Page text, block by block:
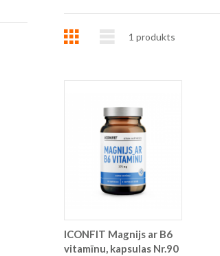
Režģis Saraksts
1 produkts
ICONFIT Magnijs ar B6
vitamīnu, kapsulas Nr.90